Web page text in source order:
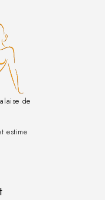
de
estime